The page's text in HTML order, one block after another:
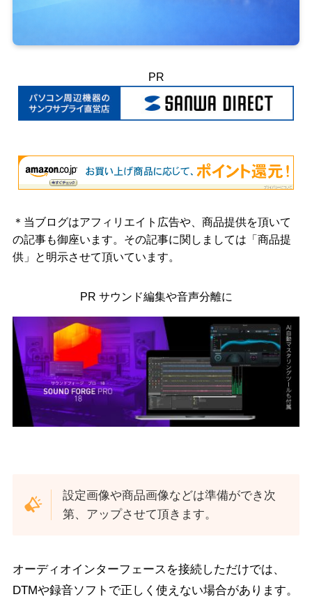
PR
＊当ブログはアフィリエイト広告や、商品提供を頂いて
の記事も御座います。その記事に関しましては「商品提
供」と明示させて頂いています。
PR サウンド編集や音声分離に
設定画像や商品画像などは準備ができ次
第、アップさせて頂きます。
オーディオインターフェースを接続しただけでは、
DTMや録音ソフトで正しく使えない場合があります。